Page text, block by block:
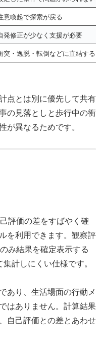
意喚起で探索が戻る
発修正が少なく支援が必要
突・逸脱・転倒などに直結する
点とは別に優先して共有
の見落としと歩行中の衝
が異なるためです。
評価の差をすばやく確
を利用できます。観察評
み結果を確定表示する
計しにくい仕様です。
あり、生活場面の行動メ
はありません。計算結果
自己評価との差とあわせ